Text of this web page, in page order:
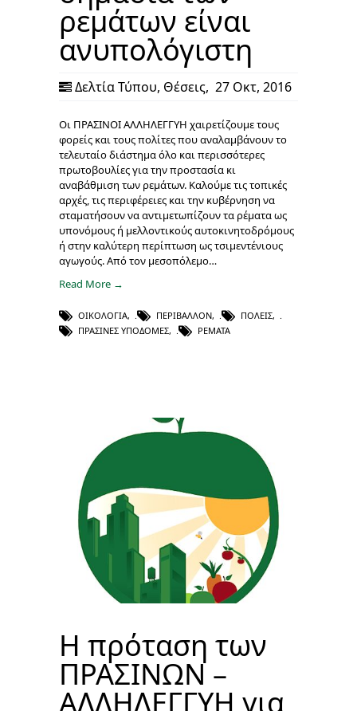
ρεμάτων είναι
ανυπολόγιστη
Δελτία Τύπου, Θέσεις, 27 Οκτ, 2016
Οι ΠΡΑΣΙΝΟΙ ΑΛΛΗΛΕΓΓΥΗ χαιρετίζουμε τους
φορείς και τους πολίτες που αναλαμβάνουν το
τελευταίο διάστημα όλο και περισσότερες
πρωτοβουλίες για την προστασία κι
αναβάθμιση των ρεμάτων. Καλούμε τις τοπικές
αρχές, τις περιφέρειες και την κυβέρνηση να
σταματήσουν να αντιμετωπίζουν τα ρέματα ως
υπονόμους ή μελλοντικούς αυτοκινητοδρόμους
ή στην καλύτερη περίπτωση ως τσιμεντένιους
αγωγούς. Από τον μεσοπόλεμο…
Read More →
ΟΙΚΟΛΟΓΊΑ, ΠΕΡΙΒΆΛΛΟΝ, ΠΌΛΕΙΣ,
ΠΡΆΣΙΝΕΣ ΥΠΟΔΟΜΈΣ, ΡΈΜΑΤΑ
Η πρόταση των
ΠΡΑΣΙΝΩΝ –
ΑΛΛΗΛΕΓΓΥΗ για